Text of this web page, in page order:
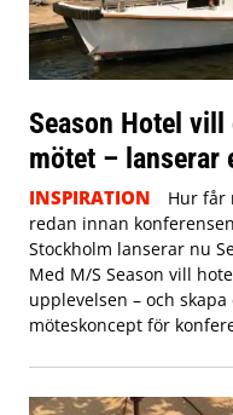
Season Hotel
mötet – lanserar
INSPIRATION
Hur får
redan innan
Stockholm lanserar nu
Med M/S Season vill
upplevelsen – och
möteskoncept för